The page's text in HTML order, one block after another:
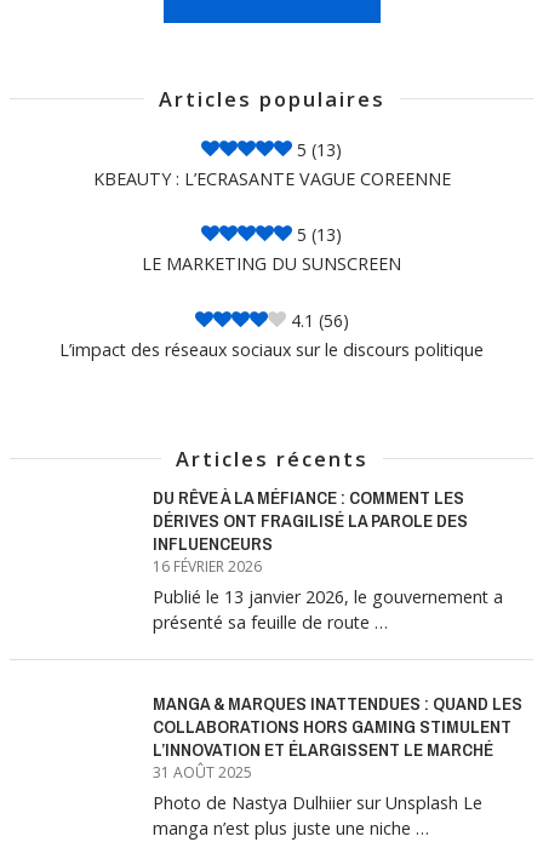
Articles populaires
5 (13)
KBEAUTY : L’ECRASANTE VAGUE COREENNE
5 (13)
LE MARKETING DU SUNSCREEN
4.1 (56)
L’impact des réseaux sociaux sur le discours politique
Articles récents
DU RÊVE À LA MÉFIANCE : COMMENT LES
DÉRIVES ONT FRAGILISÉ LA PAROLE DES
INFLUENCEURS
16 FÉVRIER 2026
Publié le 13 janvier 2026, le gouvernement a
présenté sa feuille de route …
MANGA & MARQUES INATTENDUES : QUAND LES
COLLABORATIONS HORS GAMING STIMULENT
L’INNOVATION ET ÉLARGISSENT LE MARCHÉ
31 AOÛT 2025
Photo de Nastya Dulhiier sur Unsplash Le
manga n’est plus juste une niche …